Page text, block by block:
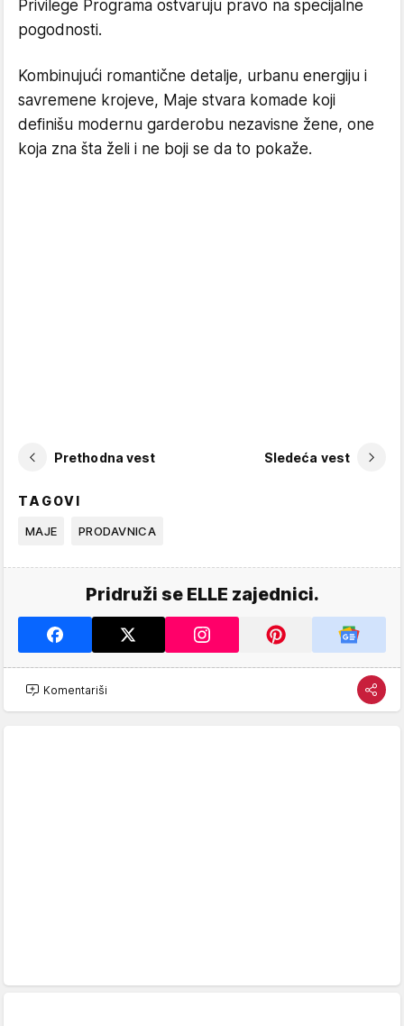
Privilege Programa ostvaruju pravo na specijalne
pogodnosti.
Kombinujući romantične detalje, urbanu energiju i
savremene krojeve, Maje stvara komade koji
definišu modernu garderobu nezavisne žene, one
koja zna šta želi i ne boji se da to pokaže.
Prethodna vest Sledeća vest
TAGOVI
MAJE PRODAVNICA
Pridruži se ELLE zajednici.
Komentariši